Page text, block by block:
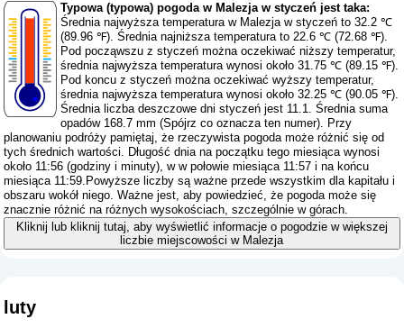
Typowa (typowa) pogoda w Malezja w styczeń jest taka:
Średnia najwyższa temperatura w Malezja w styczeń to 32.2 ℃
(89.96 ℉). Średnia najniższa temperatura to 22.6 ℃ (72.68 ℉).
Pod począwszu z styczeń można oczekiwać niższy temperatur,
średnia najwyższa temperatura wynosi około 31.75 ℃ (89.15 ℉).
Pod koncu z styczeń można oczekiwać wyższy temperatur,
średnia najwyższa temperatura wynosi około 32.25 ℃ (90.05 ℉).
Średnia liczba deszczowe dni styczeń jest 11.1. Średnia suma
opadów 168.7 mm (Spójrz co oznacza ten numer). Przy
planowaniu podróży pamiętaj, że rzeczywista pogoda może różnić się od
tych średnich wartości. Długość dnia na początku tego miesiąca wynosi
około 11:56 (godziny i minuty), w w połowie miesiąca 11:57 i na końcu
miesiąca 11:59.Powyższe liczby są ważne przede wszystkim dla kapitału i
obszaru wokół niego. Ważne jest, aby powiedzieć, że pogoda może się
znacznie różnić na różnych wysokościach, szczególnie w górach.
Kliknij lub kliknij tutaj, aby wyświetlić informacje o pogodzie w większej
liczbie miejscowości w Malezja
luty